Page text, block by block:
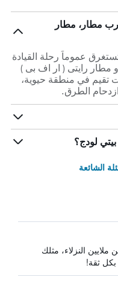
مطار، مطار
عموماً رحلة القيادة
و مطار رايتى ( ار اف بى )
0س 04د. إذا كنت تقيم في منطقة حيوية،
الطرق.
لودج؟
الشائعة
النزلاء، مثلك
بكل ثقة!